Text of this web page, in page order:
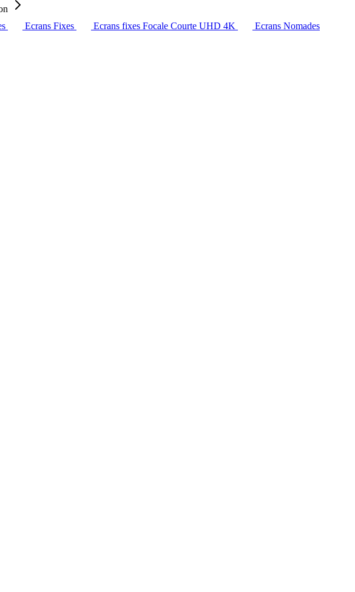
Ecrans Fixes Ecrans fixes Focale Courte UHD 4K
Ecrans Nomades